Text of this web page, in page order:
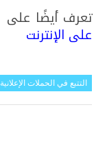
تعرف أيضًا على
على الإنترنت
التتبع في الحملات الإعلانية